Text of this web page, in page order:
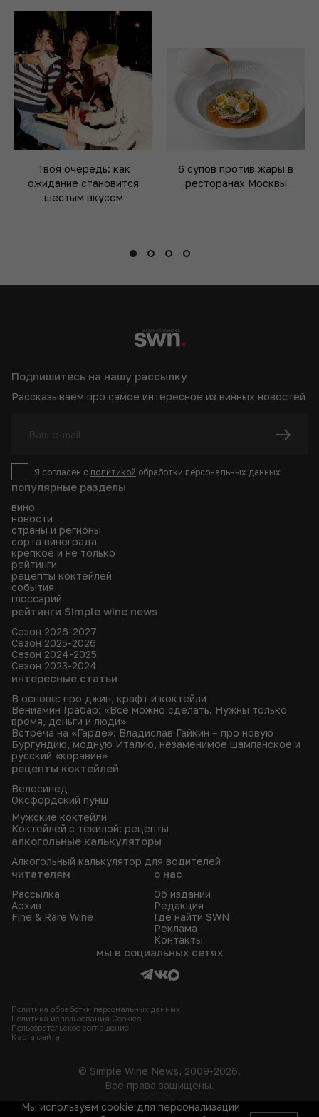
Твоя очередь: как
ожидание становится
шестым вкусом
6 супов против жары в
ресторанах Москвы
популярные разделы
вино
новости
страны и регионы
сорта винограда
крепкое и не только
рейтинги
рецепты коктейлей
события
глоссарий
рейтинги Simple wine news
Сезон 2026-2027
Сезон 2025-2026
Сезон 2024-2025
Сезон 2023-2024
интересные статьи
В основе: про джин, крафт и коктейли
Вениамин Грабар: «Все можно сделать. Нужны только
время, деньги и люди»
Встреча на «Гарде»: Владислав Гайкин – про новую
Бургундию, модную Италию, незаменимое шампанское и
русский «коравин»
рецепты коктейлей
Велосипед
Оксфордский пунш
Мужские коктейли
Коктейлей с текилой: рецепты
алкогольные калькуляторы
Алкогольный калькулятор для водителей
читателям
Рассылка
Архив
Fine & Rare Wine
о нас
Об издании
Редакция
Где найти SWN
Реклама
Контакты
Подпишитесь на нашу рассылку
Рассказываем про самое интересное из винных новостей
Я согласен с политикой обработки персональных данных
мы в социальных сетях
Политика обработки персональных данных
Политика использования Сookies
Пользовательское соглашение
Карта сайта
18+
© Simple Wine News, 2009-2026.
Все права защищены.
Мы используем cookie для персонализации